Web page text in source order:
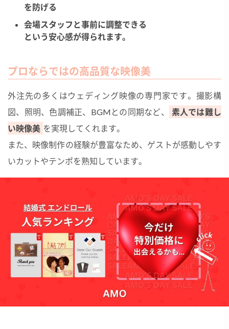
を防げる
会場スタッフと事前に調整できる
という安心感が得られます。
プロならではの高品質な映像美
外注先の多くはウェディング映像の専門家です。撮影構
図、照明、色調補正、BGMとの同期など、
素人では難し
い映像美 を実現してくれます。
また、映像制作の経験が豊富なため、ゲストが感動しやす
いカットやテンポを熟知しています。